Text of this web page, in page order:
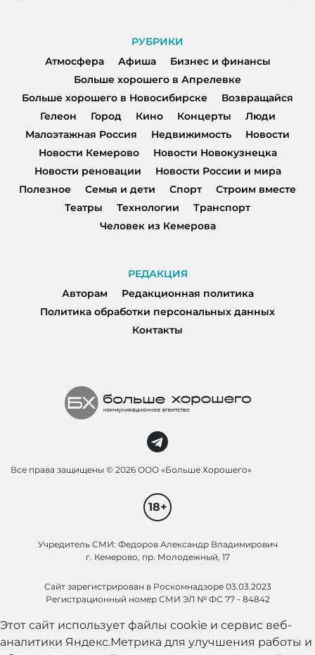
РУБРИКИ
Атмосфера
Афиша
Бизнес и финансы
Больше хорошего в Апрелевке
Больше хорошего в Новосибирске
Возвращайся
Гелеон
Город Кино Концерты
Люди
Малоэтажная Россия
Недвижимость
Новости
Новости Кемерово
Новости Новокузнецка
Новости реновации
Новости России и мира
Полезное
Семья и дети Спорт
Строим вместе
Театры
Технологии
Транспорт
Человек из Кемерова
РЕДАКЦИЯ
Авторам
Редакционная политика
Политика обработки персональных данных
Контакты
Все права защищены © 2026 ООО «Больше Хорошего»
18+
Учредитель СМИ: Федоров Александр Владимирович
г. Кемерово, пр. Молодежный, 17
Сайт зарегистрирован в Роскомнадзоре 03.03.2023
Регистрационный номер СМИ ЭЛ № ФС 77 - 84842
Этот сайт использует файлы cookie и сервис веб-
аналитики Яндекс.Метрика для улучшения работы и